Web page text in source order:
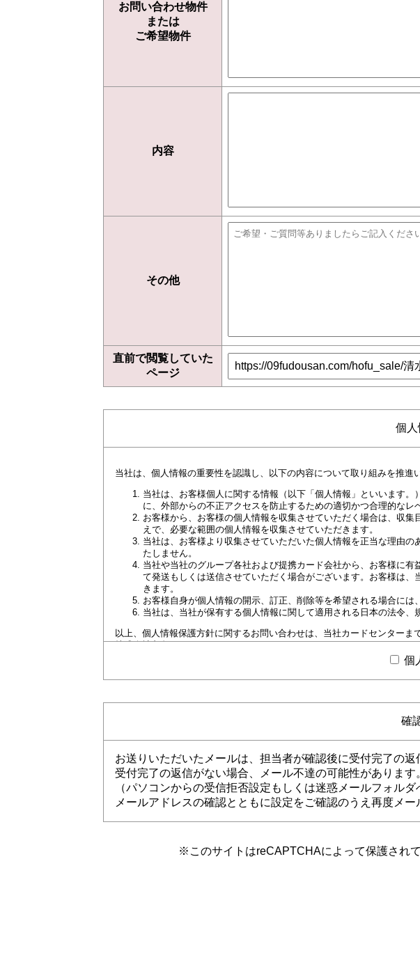
お問い合わせ物件
または
ご希望物件
内容
その他
直前で閲覧していた
ページ
個人
当社は、個人情報の重要性を認識し、以下の内容について取り組みを推進
当社は、お客様個人に関する情報（以下「個人情報」といいます
に、外部からの不正アクセスを防止するための適切かつ合理的なレ
お客様から、お客様の個人情報を収集させていただく場合は、収
えで、必要な範囲の個人情報を収集させていただきます。
当社は、お客様より収集させていただいた個人情報を正当な理由
たしません。
当社や当社のグループ各社および提携カード会社から、お客様に
て発送もしくは送信させていただく場合がございます。お客様は
きます。
お客様自身が個人情報の開示、訂正、削除等を希望される場合に
当社は、当社が保有する個人情報に関して適用される日本の法令
以上、個人情報保護方針に関するお問い合わせは、当社カードセンターま
株式会社丸久 カードセンター TEL 0835-25-0909（9:00～18：00）
個
確
お送りいただいたメールは、担当者が確認後に受付完了の返
受付完了の返信がない場合、メール不達の可能性があります
（パソコンからの受信拒否設定もしくは迷惑メールフォルダ
メールアドレスの確認とともに設定をご確認のうえ再度メ
※このサイトはreCAPTCHAによって保護され